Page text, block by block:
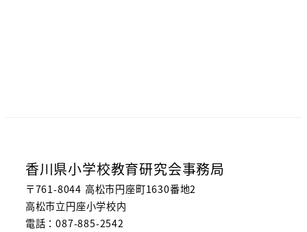
香川県小学校教育研究会事務局
〒761-8044 高松市円座町1630番地2
高松市立円座小学校内
電話：087-885-2542